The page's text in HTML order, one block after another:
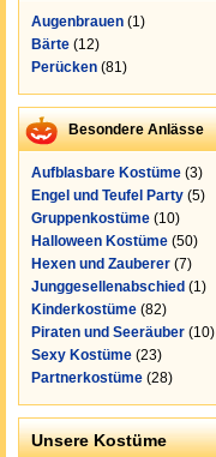
Augenbrauen (1)
Bärte (12)
Perücken (81)
Besondere Anlässe
Aufblasbare Kostüme (3)
Engel und Teufel Party (5)
Gruppenkostüme (10)
Halloween Kostüme (50)
Hexen und Zauberer (7)
Junggesellenabschied (1)
Kinderkostüme (82)
Piraten und Seeräuber (10)
Sexy Kostüme (23)
Partnerkostüme (28)
Unsere Kostüme